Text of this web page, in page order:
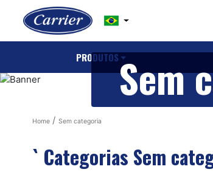
PRODUTOSSem
Home Sem categoria
` Categorias Sem